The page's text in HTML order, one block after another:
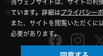
車載製品
部品/付属品
採用情報
GLOBAL-オーディオテクニカ
特定商取引に関する法律に基づく
ています。詳細はプライバシー
また、サイトを閲覧いただくに
必要があります。